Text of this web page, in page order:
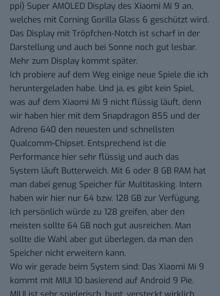
ppi) Super AMOLED Display des Xiaomi Mi 9 an,
welches mit Corning Gorilla Glass 6 geschützt wird.
Das Display mit Tröpfchen-Notch ist scharf in der
Darstellung und auch bei Sonne noch gut lesbar.
Mehr zum Display kommt später.
Ich probiere auf dem Weg einige neue Spiele die ich
heruntergeladen habe. Und ja, es gibt kein Spiel,
was auf dem Xiaomi Mi 9 nicht flüssig läuft, denn
wir haben hier mit dem Snapdragon 855 und der
Adreno 640 den neuesten und schnellsten
Qualcomm-Chipset. Entsprechend ist die
Performance hier sehr flüssig und auch das
System läuft Butterweich. Mit 6 oder 8 GB RAM hat
man dabei genug Speicher für Multitasking. Intern
haben wir hier nur 64 bzw. 128 GB zur Verfügung.
Ich persönlich würde zu 128 greifen, aber den
meisten sollte 64 GB noch gut ausreichen. Man
sollte die Wahl aber gut überlegen, da man den
Speicher nicht erweitern kann.
Wo wir gerade beim System sind: Das Xiaomi Mi 9
kommt mit MIUI 10 basierend auf Android 9 Pie.